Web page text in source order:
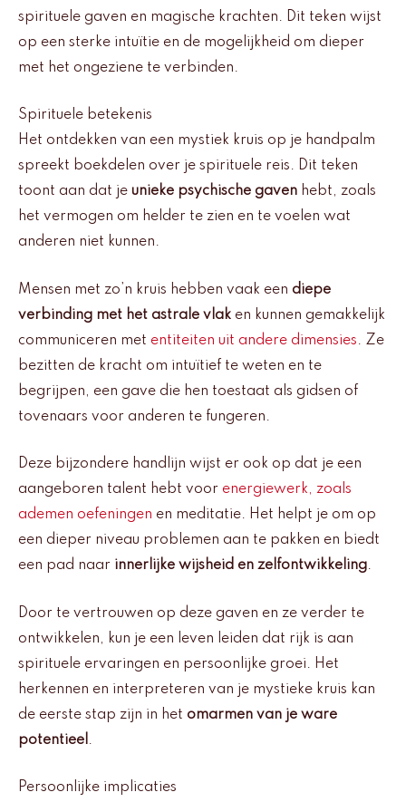
spirituele gaven en magische krachten. Dit teken wijst
op een sterke intuïtie en de mogelijkheid om dieper
met het ongeziene te verbinden.
Spirituele betekenis
Het ontdekken van een mystiek kruis op je handpalm
spreekt boekdelen over je spirituele reis. Dit teken
toont aan dat je unieke psychische gaven hebt, zoals
het vermogen om helder te zien en te voelen wat
anderen niet kunnen.
Mensen met zo’n kruis hebben vaak een diepe
verbinding met het astrale vlak en kunnen gemakkelijk
communiceren met entiteiten uit andere dimensies. Ze
bezitten de kracht om intuïtief te weten en te
begrijpen, een gave die hen toestaat als gidsen of
tovenaars voor anderen te fungeren.
Deze bijzondere handlijn wijst er ook op dat je een
aangeboren talent hebt voor energiewerk, zoals
ademen oefeningen en meditatie. Het helpt je om op
een dieper niveau problemen aan te pakken en biedt
een pad naar innerlijke wijsheid en zelfontwikkeling.
Door te vertrouwen op deze gaven en ze verder te
ontwikkelen, kun je een leven leiden dat rijk is aan
spirituele ervaringen en persoonlijke groei. Het
herkennen en interpreteren van je mystieke kruis kan
de eerste stap zijn in het omarmen van je ware
potentieel .
Persoonlijke implicaties